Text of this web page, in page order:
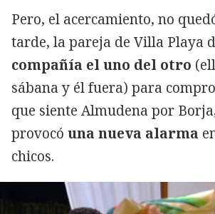
Pero, el acercamiento, no
tarde, la pareja de Villa Playa
compañía el uno del otro
sábana y él fuera) para
que siente Almudena por
provocó una nueva alarma
chicos.